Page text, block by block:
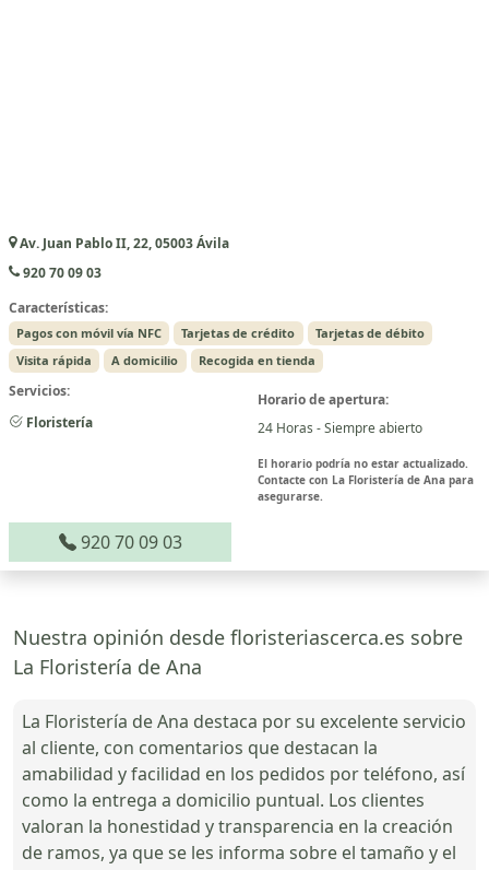
Av. Juan Pablo II, 22, 05003 Ávila
920 70 09 03
Características:
Pagos con móvil vía NFC Tarjetas de crédito
Tarjetas de débito
Visita rápida
A domicilio Recogida en tienda
Servicios:
Floristería
Horario de apertura:
24 Horas - Siempre abierto
El horario podría no estar actualizado.
Contacte con La Floristería de Ana para
asegurarse.
920 70 09 03
Nuestra opinión desde floristeriascerca.es sobre
La Floristería de Ana
La Floristería de Ana destaca por su excelente servicio
al cliente, con comentarios que destacan la
amabilidad y facilidad en los pedidos por teléfono, así
como la entrega a domicilio puntual. Los clientes
valoran la honestidad y transparencia en la creación
de ramos, ya que se les informa sobre el tamaño y el